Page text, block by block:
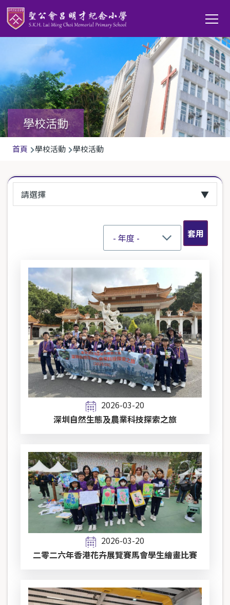
移至主內容
Main
學校活動
導
連
首頁 學校活動 學校活動
請選擇
2026-03-20
深圳自然生態及農業科技探索之旅
2026-03-20
二零二六年香港花卉展覽賽馬會學生繪畫比賽